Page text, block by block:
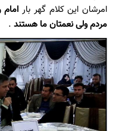
امرشان این کلام گهر بارامام
مردم ولی نعمتان ما هستند .